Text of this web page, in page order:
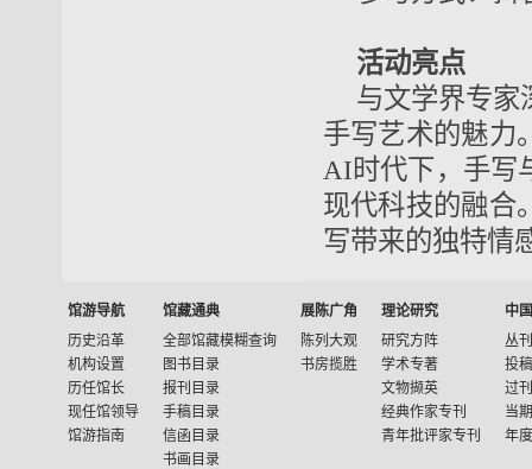
活动亮点
与文学界专家
手写艺术的魅力
AI时代下，手写
现代科技的融合
写带来的独特情
馆游导航
历史沿革
机构设置
历任馆长
现任馆领导
馆游指南
馆藏通典
全部馆藏模糊查询
图书目录
报刊目录
手稿目录
信函目录
书画目录
展陈广角
陈列大观
书房揽胜
理论研究
研究方阵
学术专著
文物撷英
经典作家专刊
青年批评家专刊
中
丛
投
过
当
年